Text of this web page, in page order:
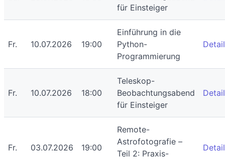
für Einsteiger
Fr. 10.07.2026 19:00
Einführung in die
Python-
Programmierung
Fr. 10.07.2026 18:00
Teleskop-
Beobachtungsabend
für Einsteiger
Fr. 03.07.2026 19:00
Remote-
Astrofotografie –
Teil 2: Praxis-